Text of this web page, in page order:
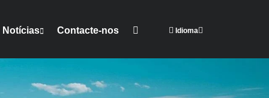
Notícias Contacte-nos Idioma